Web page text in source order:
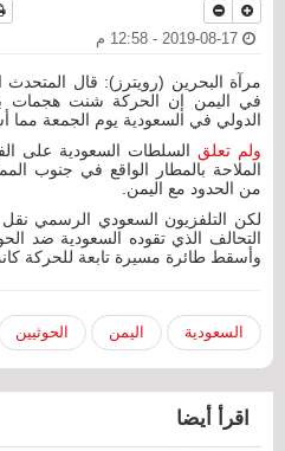
مرآة البحرين (رويترز): قال
في اليمن إن الحركة شنت هجمات
الدولي في السعودية يوم الجمعة مما
ولم تعلق السلطات السعودية على
من الحدود مع اليمن.
لكن التلفزيون السعودي الرسمي
التحالف الذي تقوده السعودية ضد
وأسقط طائرة مسيرة تابعة للحركة
السعودية اليمن الحوثيين
اقرأ أيضا